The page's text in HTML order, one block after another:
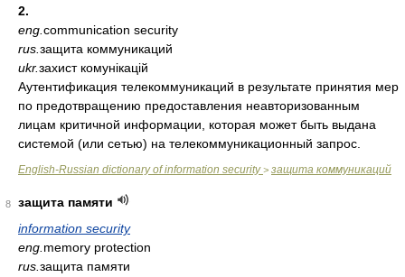
2.
eng. communication security
rus. защита коммуникаций
ukr.захист комунікацій
Аутентификация телекоммуникаций в результате принятия мер
по предотвращению предоставления неавторизованным
лицам критичной информации, которая может быть выдана
системой (или сетью) на телекоммуникационный запрос.
English-Russian dictionary of information security> защита коммуникаций
8
защита памяти
information security
eng. memory protection
rus. защита памяти